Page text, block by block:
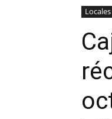
Locales